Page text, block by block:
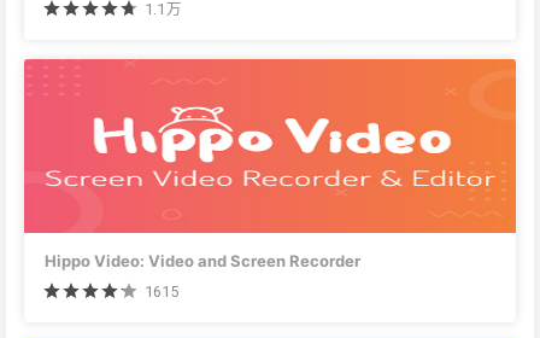
1.1万
Hippo Video: Video and Screen Recorder
1615